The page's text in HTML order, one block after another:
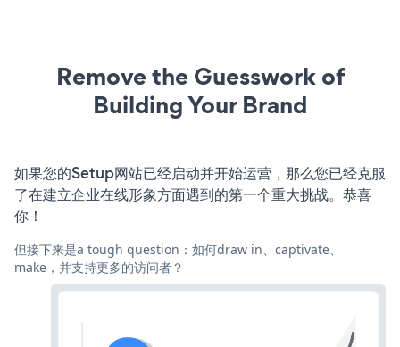
Remove the Guesswork of
Building Your Brand
如果您的Setup网站已经启动并开始运营，那么您已经克服
了在建立企业在线形象方面遇到的第一个重大挑战。恭喜
你！
但接下来是a tough question：如何draw in、captivate、
make，并支持更多的访问者？